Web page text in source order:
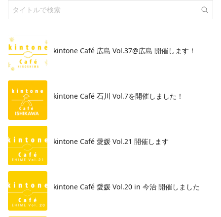
kintone Café 広島 Vol.37@広島 開催します！
​kintone Café 石川 Vol.7を開催しました！
kintone Café 愛媛 Vol.21 開催します
kintone Café 愛媛 Vol.20 in 今治 開催しました